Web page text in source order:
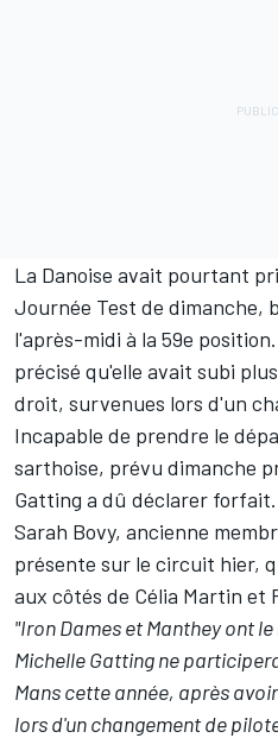
La Danoise avait pourtant
Journée Test de dimanche,
l'après-midi à la 59e
précisé qu'elle avait subi
droit, survenues lors d'un
Incapable de prendre le
sarthoise, prévu dimanche
Gatting a dû déclarer
Sarah Bovy, ancienne
présente sur le circuit hier,
aux côtés de Célia Martin et
"Iron Dames et Manthey ont
Michelle Gatting ne
Mans cette année, après
lors d'un changement de